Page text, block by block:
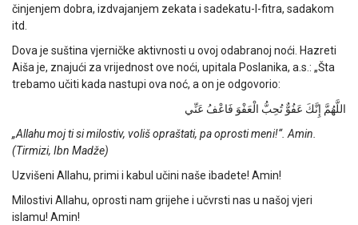
činjenjem dobra, izdvajanjem zekata i sadekatu-l-fitra, sadakom
itd.
Dova je suština vjerničke aktivnosti u ovoj odabranoj noći. Hazreti
Aiša je, znajući za vrijednost ove noći, upitala Poslanika, a.s.: „Šta
trebamo učiti kada nastupi ova noć, a on je odgovorio:
اللَّهُمَّ إِنَّكَ عَفُوٌّ تُحِبُّ الْعَفْوَ فَاعْفُ عَنِّي
„Allahu moj ti si milostiv, voliš opraštati, pa oprosti meni!“. Amin.
(Tirmizi, Ibn Madže)
Uzvišeni Allahu, primi i kabul učini naše ibadete! Amin!
Milostivi Allahu, oprosti nam grijehe i učvrsti nas u našoj vjeri
islamu! Amin!